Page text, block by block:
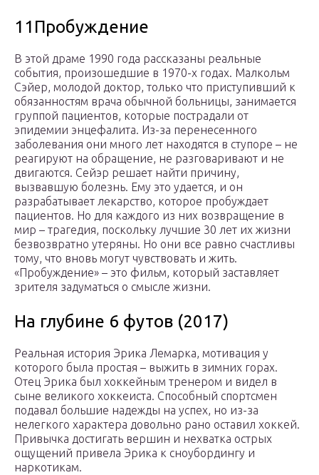
11Пробуждение
В этой драме 1990 года рассказаны реальные
события, произошедшие в 1970-х годах. Малкольм
Сэйер, молодой доктор, только что приступивший к
обязанностям врача обычной больницы, занимается
группой пациентов, которые пострадали от
эпидемии энцефалита. Из-за перенесенного
заболевания они много лет находятся в ступоре – не
реагируют на обращение, не разговаривают и не
двигаются. Сейэр решает найти причину,
вызвавшую болезнь. Ему это удается, и он
разрабатывает лекарство, которое пробуждает
пациентов. Но для каждого из них возвращение в
мир – трагедия, поскольку лучшие 30 лет их жизни
безвозвратно утеряны. Но они все равно счастливы
тому, что вновь могут чувствовать и жить.
«Пробуждение» – это фильм, который заставляет
зрителя задуматься о смысле жизни.
На глубине 6 футов (2017)
Реальная история Эрика Лемарка, мотивация у
которого была простая – выжить в зимних горах.
Отец Эрика был хоккейным тренером и видел в
сыне великого хоккеиста. Способный спортсмен
подавал большие надежды на успех, но из-за
нелегкого характера довольно рано оставил хоккей.
Привычка достигать вершин и нехватка острых
ощущений привела Эрика к сноубордингу и
наркотикам.